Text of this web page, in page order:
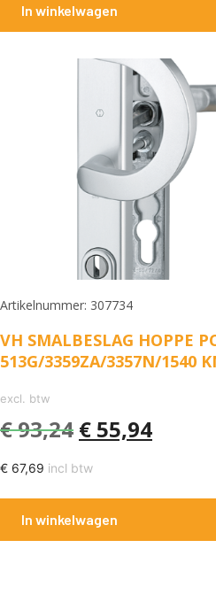
In winkelwagen
Artikelnummer: 307734
VH SMALBESLAG HOPPE
513G/3359ZA/3357N/1540
excl. btw
€93,24 € 55,94
€ 67,69 incl btw
In winkelwagen